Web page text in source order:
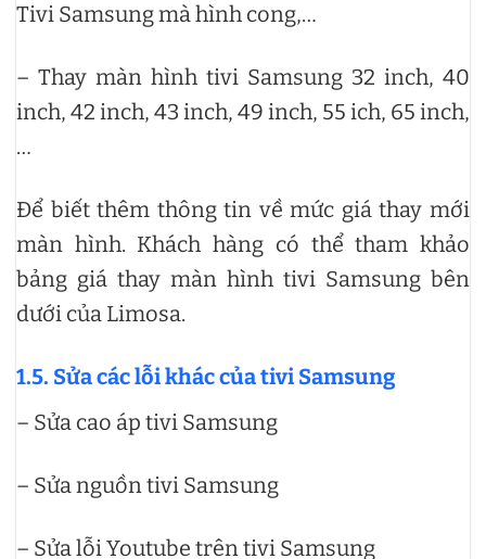
Tivi Samsung mà hình cong,…
– Thay màn hình tivi Samsung 32 inch, 40
inch, 42 inch, 43 inch, 49 inch, 55 ich, 65 inch,
…
Để biết thêm thông tin về mức giá thay mới
màn hình. Khách hàng có thể tham khảo
bảng giá thay màn hình tivi Samsung bên
dưới của Limosa.
1.5. Sửa các lỗi khác của tivi Samsung
– Sửa cao áp tivi Samsung
– Sửa nguồn tivi Samsung
– Sửa lỗi Youtube trên tivi Samsung